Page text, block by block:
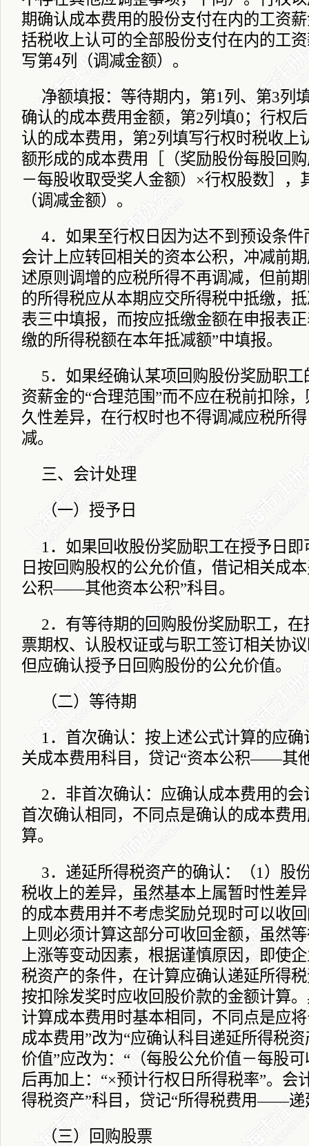
期确认成本费用的股份支付在内的工资
括税收上认可的全部股份支付在内的工
写第4列（调减金额）。
净额填报：等待期内，第1 列、第3列
确认的成本费用金额，第2列填0；行权
认的成本费用，第2列填写行权时税收上
额形成的成本费用［（奖励股份每股回
－每股收取受奖人金额）×行权股数］，
（调减金额）。
4．如果至行权日因为达不到预设条
会计上应转回相关的资本公积，冲减前
述原则调增的应税所得不再调减，但前
的所得税应从本期应交所得税中抵缴，
表三中填报，而按应抵缴金额在申报表
缴的所得税额在本年抵减额”中填报。
5．如果经确认某项回购股份奖励职
资薪金的“合理范围”而不应在税前扣除
久性差异，在行权时也不得调减应税所
减。
三、会计处理
（一）授予日
1 ．如果回收股份奖励职工在授予日
日按回购股权的公允价值，借记相关成
公积――其他资本公积”科目。
2．有等待期的回购股份奖励职工，
票期权、认股权证或与职工签订相关协
但应确认授予日回购股份的公允价值。
（二）等待期
1 ．首次确认：按上述公式计算的应
关成本费用科目，贷记“资本公积――其
2．非首次确认：应确认成本费用的
首次确认相同，不同点是确认的成本费
算。
3．递延所得税资产的确认：（1 ）股
税收上的差异，虽然基本上属暂时性差
的成本费用并不考虑奖励兑现时可以收
上则必须计算这部分可收回金额，虽然
上涨等变动因素，根据谨慎原因，即使
税资产的条件，在计算应确认递延所得
按扣除发奖时应收回股价款的金额计算
计算成本费用时基本相同，不同点是应
成本费用”改为“应确认科目递延所得税
价值”应改为：“（每股公允价值－每股
后再加上：“×预计行权日所得税率”。会
得税资产”科目，贷记“所得税费用――递
（三）回购股票